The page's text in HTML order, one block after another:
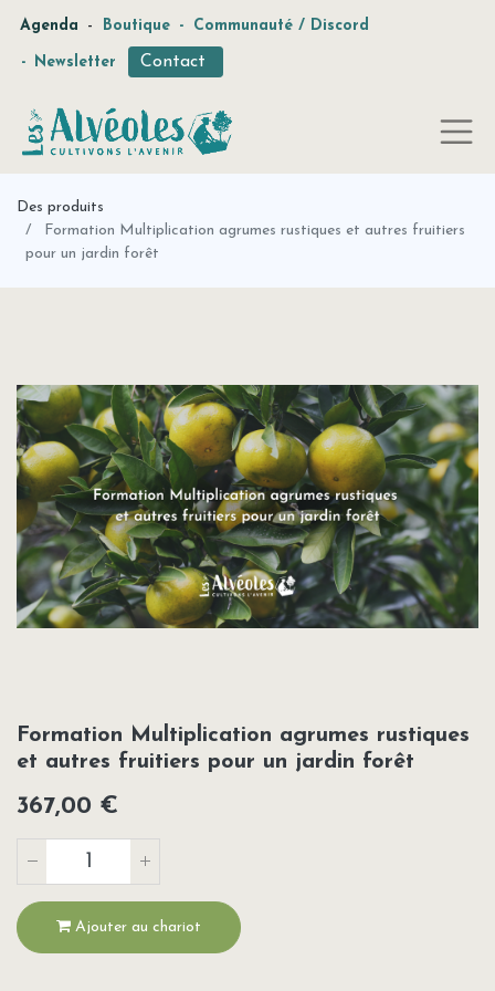
Agenda - Boutique - Communauté / Discord
- Newsletter Contact
Des produits
Formation Multiplication agrumes rustiques et autres fruitiers
pour un jardin forêt
Formation Multiplication agrumes rustiques
et autres fruitiers pour un jardin forêt
367,00 €
Ajouter au chariot